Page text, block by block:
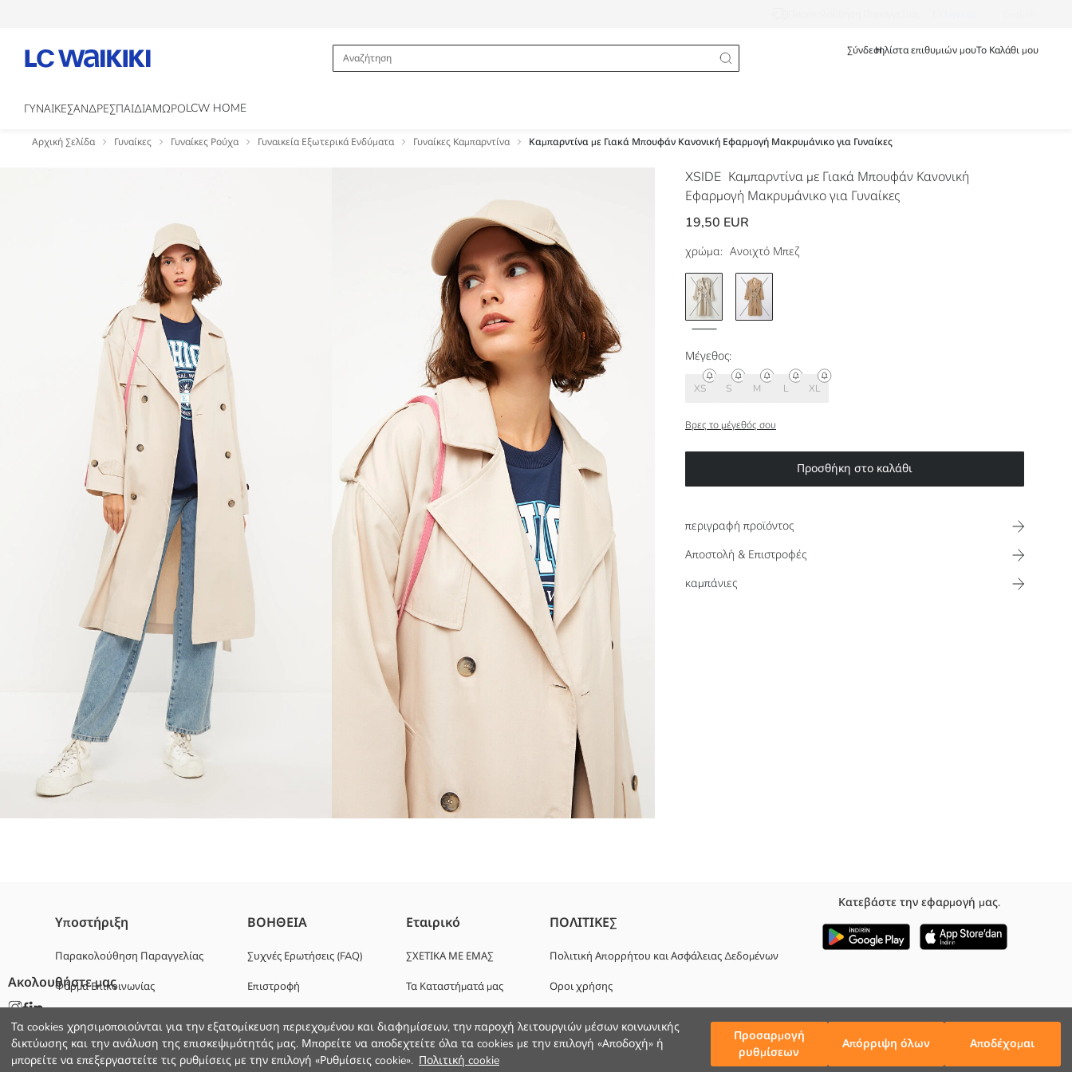
Τα cookies χρησιμοποιούνται για την εξατομίκευση περιεχομένου και διαφημίσεων, την παροχή λειτουργιών μέσων κοινωνικής
δικτύωσης και την ανάλυση της επισκεψιμότητάς μας. Μπορείτε να αποδεχτείτε όλα τα cookies με την επιλογή «Αποδοχή» ή
μπορείτε να επεξεργαστείτε τις ρυθμίσεις με την επιλογή «Ρυθμίσεις cookie». Πολιτική cookie
Προσαρμογή
ρυθμίσεων
Απόρριψη όλων Αποδέχομαι
ΣύνδεσηΗ λίστα επιθυμιών μουΤο Καλάθι μου
ΓΥΝΑΙΚΕΣΑΝΔΡΕΣΠΑΙΔΙΑΜΩΡΟLCW HOME
Αρχική Σελίδα Γυναίκες Γυναίκες Ρούχα Γυναικεία Εξωτερικά Ενδύματα Γυναίκες Καμπαρντίνα Καμπαρντίνα με Γιακά Μπουφάν Κανονική Εφαρμογή Μακρυμάνικο για Γυναίκες
XSIDE Καμπαρντίνα με Γιακά Μπουφάν Κανονική
Εφαρμογή Μακρυμάνικο για Γυναίκες
19,50 EUR
χρώμα: Ανοιχτό Μπεζ
Μέγεθος:
XS S M L XL
Βρες το μέγεθός σου
Προσθήκη στο καλάθι
περιγραφή προϊόντος
Αποστολή & Επιστροφές
καμπάνιες
Κλείσιμο με κουμπί μπροστά
Έχω επιλέξει και μοντέρνα και στιλάτα προϊόντα από το lcwaikiki.com για εσάς. Το lcwaikiki.com είναι τώρα στην πρώτη θέση για μένα με τη μεγάλη ποικιλία προϊόντων σε μεγάλα μεγέθη!
Ήρθε η ώρα να επιστρέψεις στην πανεπιστημιούπολη! Ξεκίνα το νέο εξάμηνο με σχέδια που αντανακλούν το στυλ σου ενώ απολαμβάνεις τη μάθηση!
Κυριο Υφασμα:
Φοδρα:
Χώρα προέλευσης:
Υποστήριξη
Παρακολούθηση Παραγγελίας
Φόρμα Επικοινωνίας
ΒΟΗΘΕΙΑ
Συχνές Ερωτήσεις (FAQ)
Επιστροφή
Εταιρικό
ΣΧΕΤΙΚΑ ΜΕ ΕΜΑΣ
Τα Καταστήματά μας
Εταιρική Υποστήριξη
ΠΟΛΙΤΙΚΕΣ
Πολιτική Απορρήτου και Ασφάλειας Δεδομένων
Οροι χρήσης
Κατεβάστε την εφαρμογή μας.
Ακολουθήστε μας